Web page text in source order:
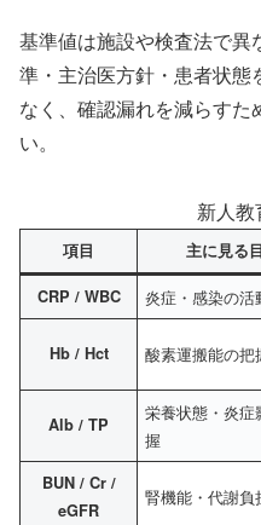
基準値は施設や検査法で異
準・主治医方針・患者状態
なく、確認漏れを減らすた
い。
新人
項目 主に見る
CRP / WBC 炎症・感染の活
Hb / Hct 酸素運搬能の把
Alb / TP
栄養状態・炎症
握
BUN / Cr /
eGFR
腎機能・代謝負